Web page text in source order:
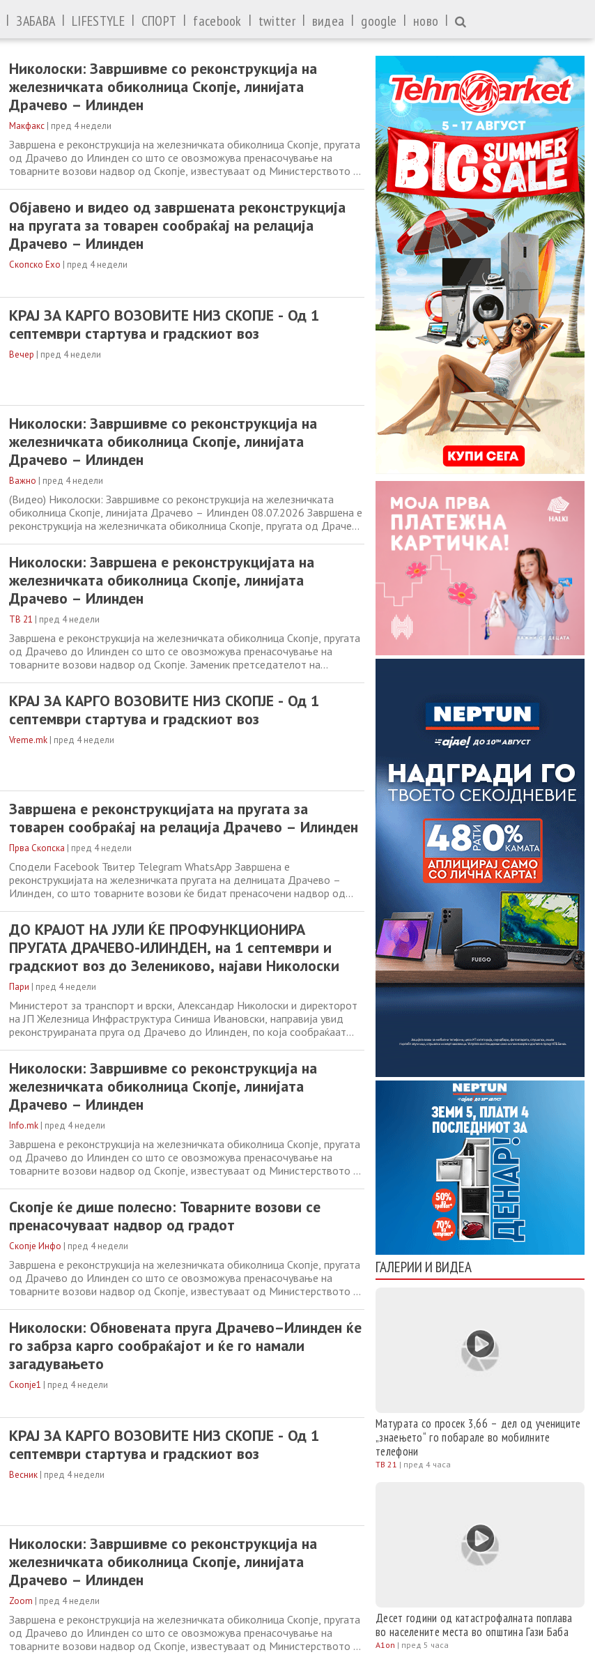
| ЗАБАВА | LIFESTYLE | СПОРТ | facebook | twitter | видеа | google | ново |
Николоски: Завршивме со реконструкција на
железничката обиколница Скопје, линијата
Драчево – Илинден
Макфакс | пред 4 недели
Завршена е реконструкција на железничката обиколница Скопје, пругата
од Драчево до Илинден со што се овозможува пренасочување на
товарните возови надвор од Скопје, известуваат од Министерството за
Синиша Ивановски, направија
Објавено и видео од завршената реконструкција
на пругата за товарен сообраќај на релација
Драчево – Илинден
Скопско Ехо | пред 4 недели
КРАЈ ЗА КАРГО ВОЗОВИТЕ НИЗ СКОПЈЕ - Од 1
септември стартува и градскиот воз
Вечер | пред 4 недели
Николоски: Завршивме со реконструкција на
железничката обиколница Скопје, линијата
Драчево – Илинден
Важно | пред 4 недели
(Видео) Николоски: Завршивме со реконструкција на железничката
обиколница Скопје, линијата Драчево – Илинден 08.07.2026 Завршена е
реконструкција на железничката обиколница Скопје, пругата од Драчево
Заменик претседателот
Николоски: Завршена е реконструкцијата на
железничката обиколница Скопје, линијата
Драчево – Илинден
ТВ 21 | пред 4 недели
Завршена е реконструкција на железничката обиколница Скопје, пругата
од Драчево до Илинден со што се овозможува пренасочување на
товарните возови надвор од Скопје. Заменик претседателот на
реконструираната пруга каде
КРАЈ ЗА КАРГО ВОЗОВИТЕ НИЗ СКОПЈЕ - Од 1
септември стартува и градскиот воз
Vreme.mk | пред 4 недели
Завршена е реконструкцијата на пругата за
товарен сообраќај на релација Драчево – Илинден
Прва Скопска | пред 4 недели
Сподели Facebook Твитер Telegram WhatsApp Завршена е
реконструкцијата на железничката пругата на делницата Драчево –
Илинден, со што товарните возови ќе бидат пренасочени надвор од
Николоски, кој заедно со директорот на ЈП Железници Инфраструктура
Синиша Ивановски, изврши увид на реконструираната
ДО КРАЈОТ НА ЈУЛИ ЌЕ ПРОФУНКЦИОНИРА
ПРУГАТА ДРАЧЕВО-ИЛИНДЕН, на 1 септември и
градскиот воз до Зелениково, најави Николоски
Пари | пред 4 недели
Министерот за транспорт и врски, Александар Николоски и директорот
на ЈП Железница Инфраструктура Синиша Ивановски, направија увид
реконструираната пруга од Драчево до Илинден, по која сообраќаат
линијата Драчево – Илинден
Николоски: Завршивме со реконструкција на
железничката обиколница Скопје, линијата
Драчево – Илинден
Info.mk | пред 4 недели
Завршена е реконструкција на железничката обиколница Скопје, пругата
од Драчево до Илинден со што се овозможува пренасочување на
товарните возови надвор од Скопје, известуваат од Министерството за
Синиша Ивановски, направија
Скопје ќе дише полесно: Товарните возови се
пренасочуваат надвор од градот
Скопје Инфо | пред 4 недели
Завршена е реконструкција на железничката обиколница Скопје, пругата
од Драчево до Илинден со што се овозможува пренасочување на
товарните возови надвор од Скопје, известуваат од Министерството за
Синиша Ивановски, направија
Николоски: Обновената пруга Драчево–Илинден ќе
го забрза карго сообраќајот и ќе го намали
загадувањето
Скопје1 | пред 4 недели
КРАЈ ЗА КАРГО ВОЗОВИТЕ НИЗ СКОПЈЕ - Од 1
септември стартува и градскиот воз
Весник | пред 4 недели
Николоски: Завршивме со реконструкција на
железничката обиколница Скопје, линијата
Драчево – Илинден
Zoom | пред 4 недели
Завршена е реконструкција на железничката обиколница Скопје, пругата
од Драчево до Илинден со што се овозможува пренасочување на
товарните возови надвор од Скопје, известуваат од Министерството за
ГАЛЕРИИ И ВИДЕА
Матурата со просек 3,66 – дел од учениците
„знаењето“ го побарале во мобилните
телефони
ТВ 21 | пред 4 часа
Десет години од катастрофалната поплава
во населените места во општина Гази Баба
A1on | пред 5 часа